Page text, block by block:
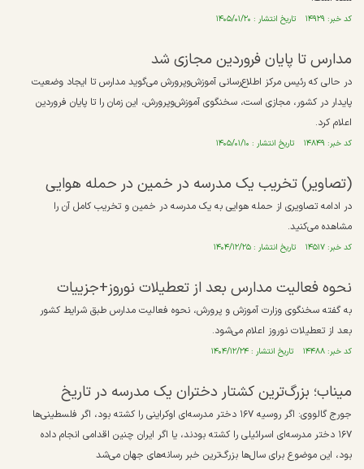
کد خبر: ۱۴۹۲۹ تاریخ انتشار : ۱۴۰۵/۰۱/۲۰
مدارس تا پایان فروردین مجازی شد
در حالی که رئیس مرکز اطلاع‌رسانی آموزش‌وپرورش می‌گوید مدارس تا ایجاد وضعیت
پایدار در کشور، مجازی است، سخنگوی آموزش‌وپرورش، این زمان را تا پایان فروردین
اعلام کرد.
کد خبر: ۱۴۸۴۹ تاریخ انتشار : ۱۴۰۵/۰۱/۱۰
(تصاویر) تخریب یک مدرسه در خمین در حمله هوایی
در ادامه تصاویری از حمله هوایی به یک مدرسه در خمین و تخریب کامل آن را
مشاهده می‌کنید.
کد خبر: ۱۴۵۱۷ تاریخ انتشار : ۱۴۰۴/۱۲/۲۵
نحوه فعالیت مدارس بعد از تعطیلات نوروز+جزییات
به گفته سخنگوی وزارت آموزش و پرورش، نحوه فعالیت مدارس طبق شرایط کشور
بعد از تعطیلات نوروز اعلام می‌شود.
کد خبر: ۱۴۴۸۸ تاریخ انتشار : ۱۴۰۴/۱۲/۲۴
میناب؛ بزرگ‌ترین کشتار دختران یک مدرسه در تاریخ
جورج گالووی: اگر روسیه ۱۶۷ دختر مدرسه‌ای اوکراینی را کشته بود، اگر فلسطینی‌ها
۱۶۷ دختر مدرسه‌ای اسرائیلی را کشته بودند، یا اگر ایران چنین اقدامی انجام داده
بود، این موضوع برای سال‌ها بزرگ‌ترین خبر رسانه‌های جهان می‌شد